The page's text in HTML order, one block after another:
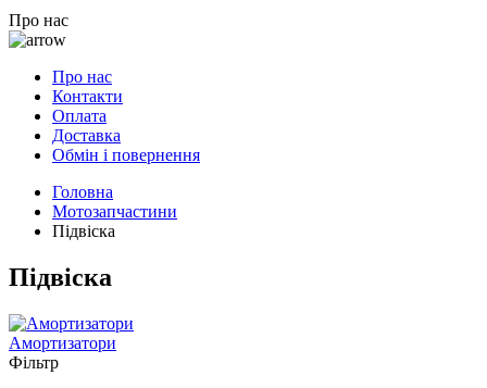
Про нас
Про нас
Контакти
Оплата
Доставка
Обмін і повернення
Головна
Мотозапчастини
Підвіска
Підвіска
Амортизатори
Фільтр